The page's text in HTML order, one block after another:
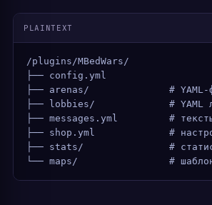
PLAINTEXT
/plugins/MBedWars/
├── config.yml
├── arenas/              # YAML-
├── lobbies/             # YAML
├── messages.yml         #
├── shop.yml             #
├── stats/               #
└── maps/                #